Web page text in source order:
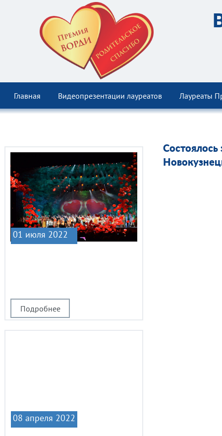
Главная Видеопрезентации лауреатов Лауреаты
Подробнее
01 июля 2022
08 апреля 2022